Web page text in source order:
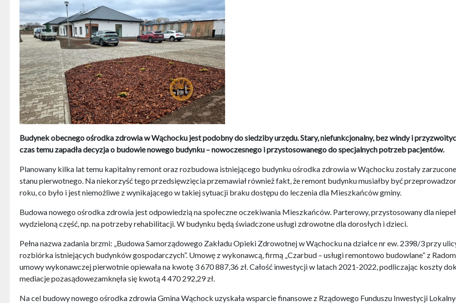
Budynek obecnego ośrodka zdrowia w Wąchocku jest podobny do siedziby urzędu. Stary, niefunkcjonalny, bez windy i
czas temu zapadła decyzja o budowie nowego budynku – nowoczesnego i przystosowanego do specjalnych potrzeb pacjentów.
Planowany kilka lat temu kapitalny remont oraz rozbudowa istniejącego budynku ośrodka zdrowia w Wąchocku zostały
stanu pierwotnego. Na niekorzyść tego przedsięwzięcia przemawiał również fakt, że remont budynku musiałby być
roku, co było i jest niemożliwe z wynikającego w takiej sytuacji braku dostępu do leczenia dla Mieszkańców gminy.
Budowa nowego ośrodka zdrowia jest odpowiedzią na społeczne oczekiwania Mieszkańców. Parterowy, przystosowany dla
wydzieloną część, np. na potrzeby rehabilitacji. W budynku będą świadczone usługi zdrowotne dla dorosłych i dzieci.
Pełna nazwa zadania brzmi: „Budowa Samorządowego Zakładu Opieki Zdrowotnej w Wąchocku na działce nr ew. 2398/3 przy
rozbiórka istniejących budynków gospodarczych”. Umowę z wykonawcą, firmą „Czarbud – usługi remontowo budowlane” z
umowy wykonawczej pierwotnie opiewała na kwotę 3 670 887,36 zł. Całość inwestycji w latach 2021-2022, podliczając koszty
mediacje pozasądowezamknęła się kwotą 4 470 292,29 zł.
Na cel budowy nowego ośrodka zdrowia Gmina Wąchock uzyskała wsparcie finansowe z Rządowego Funduszu Inwestycji